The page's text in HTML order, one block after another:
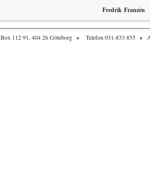
Fredrik Franzén
Box 112 91, 404 26 Göteborg Telefon 031-833 855